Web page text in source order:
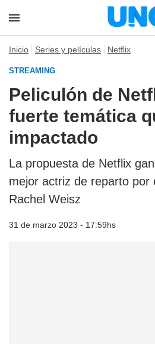
Inicio Series y películas Netflix
STREAMING
Peliculón de
fuerte temática
impactado
La propuesta de Netflix
mejor actriz de reparto por
Rachel Weisz
31 de marzo 2023 - 17:59hs